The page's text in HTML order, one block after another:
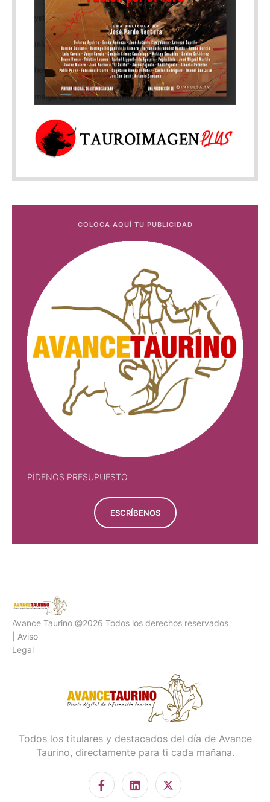
COLOCA AQUÍ TU PUBLICIDAD
PÍDENOS PRESUPUESTO
ESCRÍBENOS
Avance Taurino @2026 Todos los derechos reservados
| Aviso
Legal
Todos los titulares y destacados del día de Avance
Taurino, directamente para ti cada mañana.